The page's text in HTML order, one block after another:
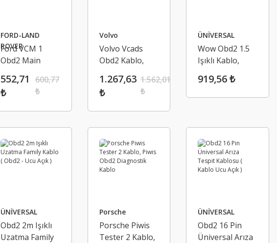
FORD-LAND
ROVER
Ford VCM 1
Obd2 Main
Mazda-Land
Rover )
552,71
₺
600,77
₺
Volvo
Volvo Vcads
Obd2 Kablo,
Obd2 Kablo
1.267,63
₺
1.562,01
₺
ÜNİVERSAL
Wow Obd2 1.5
Işıklı Kablo,
Pin Uzatma
Işıklı Kablo
919,56 ₺
ÜNİVERSAL
Obd2 2m Işıklı
Uzatma Family
Porsche
Porsche Piwis
Tester 2 Kablo,
ÜNİVERSAL
Obd2 16 Pin
Üniversal Arıza